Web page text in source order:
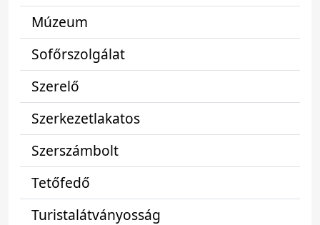
Múzeum
Sofőrszolgálat
Szerelő
Szerkezetlakatos
Szerszámbolt
Tetőfedő
Turistalátványosság